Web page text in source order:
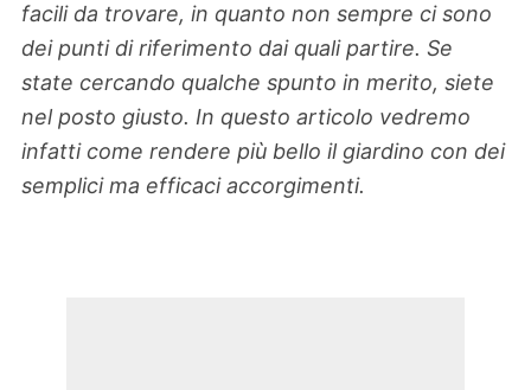
facili da trovare, in quanto non sempre ci sono
dei punti di riferimento dai quali partire. Se
state cercando qualche spunto in merito, siete
nel posto giusto. In questo articolo vedremo
infatti come rendere più bello il giardino con dei
semplici ma efficaci accorgimenti.